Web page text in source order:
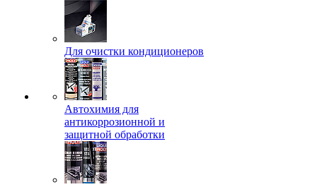
Для очистки кондиционеров
Автохимия для
антикоррозионной и
защитной обработки